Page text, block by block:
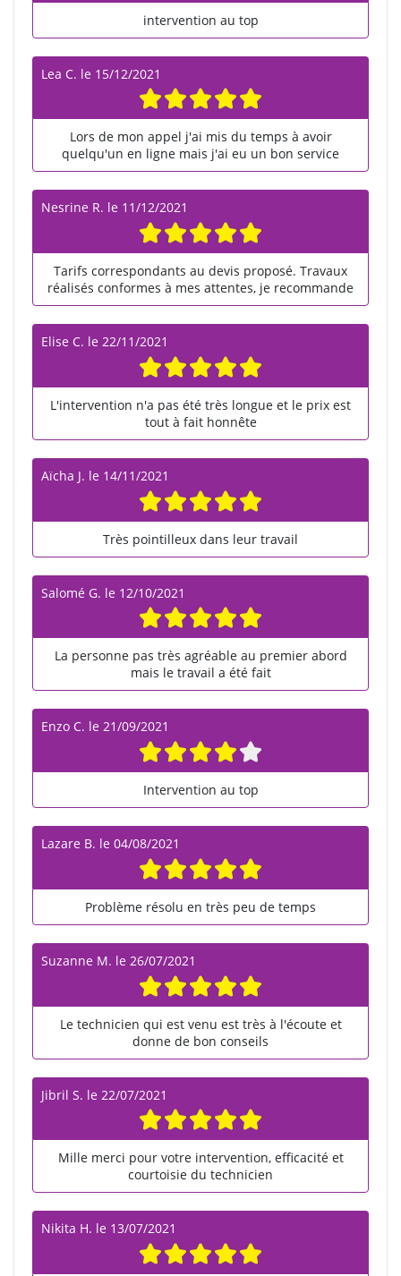
intervention au top
Lea C. le 15/12/2021
Lors de mon appel j'ai mis du temps à avoir
quelqu'un en ligne mais j'ai eu un bon service
Nesrine R. le 11/12/2021
Tarifs correspondants au devis proposé. Travaux
réalisés conformes à mes attentes, je recommande
Elise C. le 22/11/2021
L'intervention n'a pas été très longue et le prix est
tout à fait honnête
Aïcha J. le 14/11/2021
Très pointilleux dans leur travail
Salomé G. le 12/10/2021
La personne pas très agréable au premier abord
mais le travail a été fait
Enzo C. le 21/09/2021
Intervention au top
Lazare B. le 04/08/2021
Problème résolu en très peu de temps
Suzanne M. le 26/07/2021
Le technicien qui est venu est très à l'écoute et
donne de bon conseils
Jibril S. le 22/07/2021
Mille merci pour votre intervention, efficacité et
courtoisie du technicien
Nikita H. le 13/07/2021